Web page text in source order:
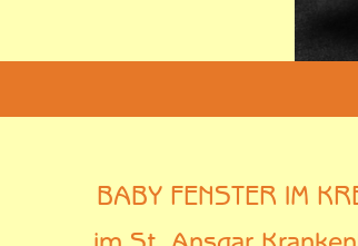
BABY FENSTER IM